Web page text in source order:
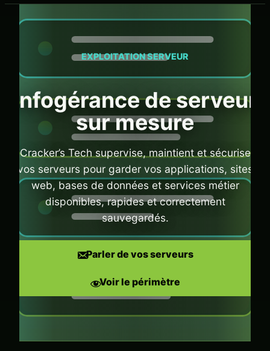
menu
EXPLOITATION SERVEUR
Infogérance de serveur
sur mesure
Cracker’s Tech supervise, maintient et sécurise
vos serveurs pour garder vos applications, sites
web, bases de données et services métier
disponibles, rapides et correctement
sauvegardés.
Parler de vos serveurs
Voir le périmètre